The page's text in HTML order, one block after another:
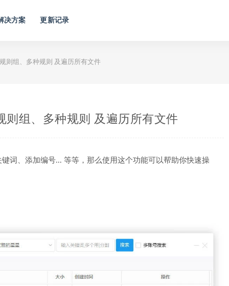
决方案 更新记录
则组、多种规则 及遍历所有文件
则组、多种规则 及遍历所有文件
词、添加编号... 等等，那么使用这个功能可以帮助你快速操